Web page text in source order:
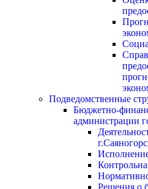
Подведомственные
Бюджетно-
администрации